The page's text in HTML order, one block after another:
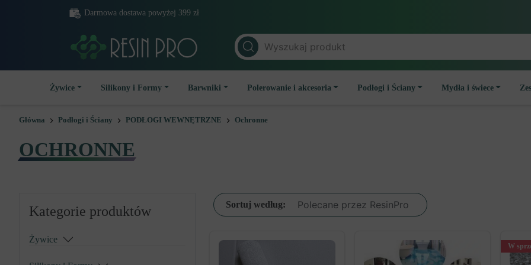
Darmowa dostawa powyżej 399 zł
Żywice Silikony i Formy Barwniki Polerowanie i akcesoria Podłogi i Ściany Mydła i świece
Główna Podłogi i Ściany PODŁOGI WEWNĘTRZNE Ochronne
OCHRONNE
Kategorie produktów
Żywice
Sortuj według:
W